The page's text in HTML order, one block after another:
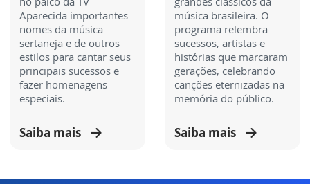
Aparecida importantes
nomes da música
sertaneja e de outros
estilos para cantar seus
principais sucessos e
fazer homenagens
especiais.
Saiba mais
música brasileira. O
programa relembra
sucessos, artistas e
histórias que marcaram
gerações, celebrando
canções eternizadas na
memória do público.
Saiba mais